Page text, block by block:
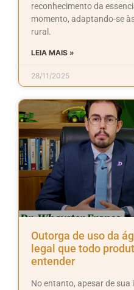
reconhecimento da
momento, adaptando-se
rural.
LEIA MAIS »
28/11/2025
Outorga de uso da
legal que todo
entender
No entanto, apesar de